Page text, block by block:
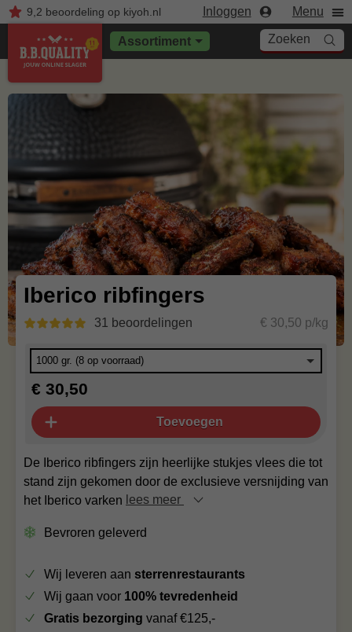
9,2 beoordelingop kiyoh.nl Inloggen Menu
Assortiment Zoeken
Iberico ribfingers
31 beoordelingen € 30,50 p/kg
De Iberico ribfingers zijn heerlijke stukjes vlees die tot
stand zijn gekomen door de exclusieve versnijding van
het Iberico varken lees meer
Bevroren geleverd
€ 30,50
Toevoegen
Wij leveren aan sterrenrestaurants
Wij gaan voor 100% tevredenheid
Gratis bezorging vanaf €125,-